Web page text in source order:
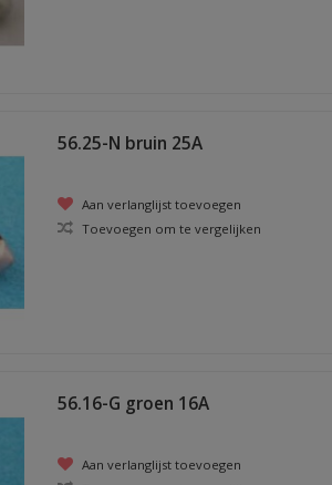
56.25-N bruin 25A
Aan verlanglijst toevoegen
Toevoegen om te vergelijken
56.16-G groen 16A
Aan verlanglijst toevoegen